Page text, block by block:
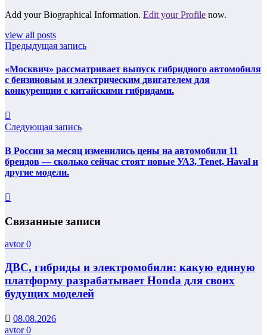
Add your Biographical Information. Edit your Profile now.
view all posts
Предыдущая запись
«Москвич» рассматривает выпуск гибридного автомобиля
с бензиновым и электрическим двигателем для
конкуренции с китайскими гибридами.
Следующая запись
В России за месяц изменились цены на автомобили 11
брендов — сколько сейчас стоят новые УАЗ, Tenet, Haval и
другие модели.
Связанные записи
avtor0
ДВС, гибриды и электромобили: какую единую
платформу разрабатывает Honda для своих
будущих моделей
08.08.2026
avtor0